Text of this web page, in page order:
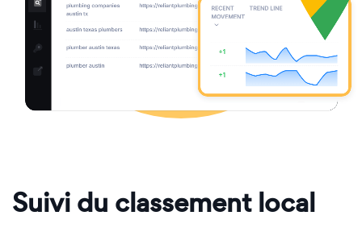
Suivi du classement local